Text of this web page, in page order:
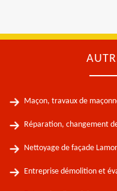
Maçon, travaux de
Réparation, changement
Nettoyage de façade
Entreprise démolition et